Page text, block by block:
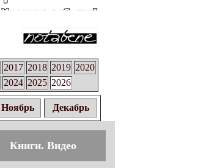
2017 2018 2019 2020
2024 2025 2026
Ноябрь Декабрь
Книги. Видео